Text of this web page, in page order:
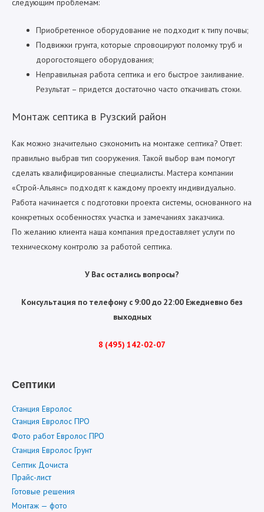
Септики
Станция Евролос
Станция Евролос ПРО
Фото работ Евролос ПРО
Станция Евролос Грунт
Септик Дочиста
Прайс-лист
Готовые решения
Монтаж — фото
следующим проблемам:
Приобретенное оборудование не подходит к типу почвы;
Подвижки грунта, которые спровоцируют поломку труб и
дорогостоящего оборудования;
Неправильная работа септика и его быстрое заиливание.
Результат – придется достаточно часто откачивать стоки.
Монтаж септика в Рузский район
Как можно значительно сэкономить на монтаже септика? Ответ:
правильно выбрав тип сооружения. Такой выбор вам помогут
сделать квалифицированные специалисты. Мастера компании
«Строй-Альянс» подходят к каждому проекту индивидуально.
Работа начинается с подготовки проекта системы, основанного на
конкретных особенностях участка и замечаниях заказчика.
По желанию клиента наша компания предоставляет услуги по
техническому контролю за работой септика.
У Вас остались вопросы?
Консультация по телефону с 9:00 до 22:00 Ежедневно без
выходных
8 (495) 142-02-07